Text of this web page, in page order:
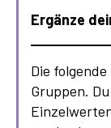
Ergänze
Die
Gruppen.